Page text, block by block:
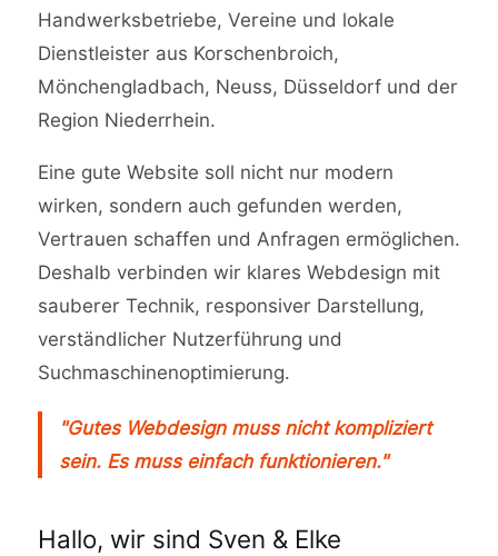
Handwerksbetriebe, Vereine und lokale
Dienstleister aus Korschenbroich,
Mönchengladbach, Neuss, Düsseldorf und der
Region Niederrhein.
Eine gute Website soll nicht nur modern
wirken, sondern auch gefunden werden,
Vertrauen schaffen und Anfragen ermöglichen.
Deshalb verbinden wir klares Webdesign mit
sauberer Technik, responsiver Darstellung,
verständlicher Nutzerführung und
Suchmaschinenoptimierung.
"Gutes Webdesign muss nicht kompliziert
sein. Es muss einfach funktionieren."
Hallo, wir sind Sven & Elke